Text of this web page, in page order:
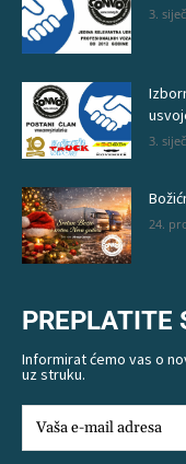
3.
3.
24.
PREPLATITE
Informirat ćemo vas o
uz struku.